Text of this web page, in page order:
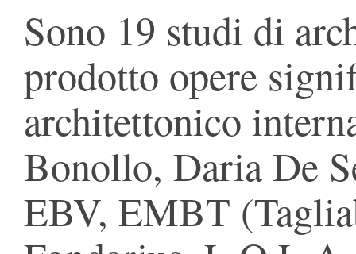
Sono 19 studi di
prodotto opere
architettonico
Bonollo, Daria De
EBV, EMBT